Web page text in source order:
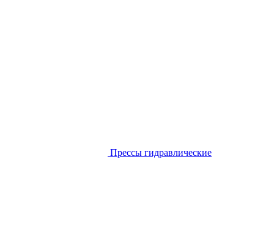
Прессы гидравлические